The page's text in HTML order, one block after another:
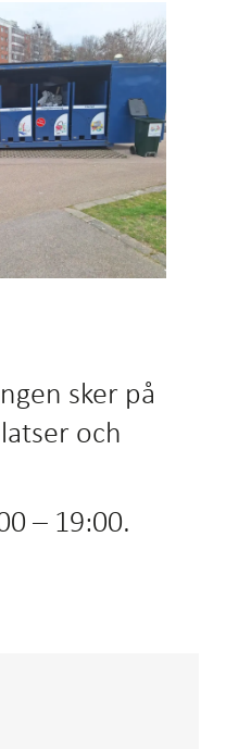
sker på
och
– 19:00.